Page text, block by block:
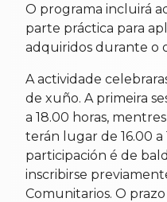
O programa incluirá
parte práctica para
adquiridos durante o
A actividade
de xuño. A primeira
a 18.00 horas,
terán lugar de 16.00 a
participación é de
inscribirse
Comunitarios. O